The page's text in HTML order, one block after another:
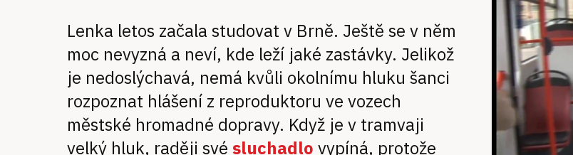
Lenka letos začala studovat v Brně. Ještě se v něm
moc nevyzná a neví, kde leží jaké zastávky. Jelikož
je nedoslýchavá, nemá kvůli okolnímu hluku šanci
rozpoznat hlášení z reproduktoru ve vozech
městské hromadné dopravy. Když je v tramvaji
velký hluk, raději své sluchadlo vypíná, protože